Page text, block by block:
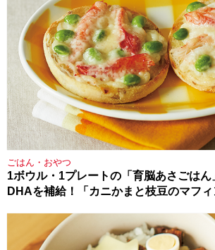
ごはん・おやつ
1ボウル・1プレートの「育脳あさごは
DHAを補給！「カニかまと枝豆のマフィ